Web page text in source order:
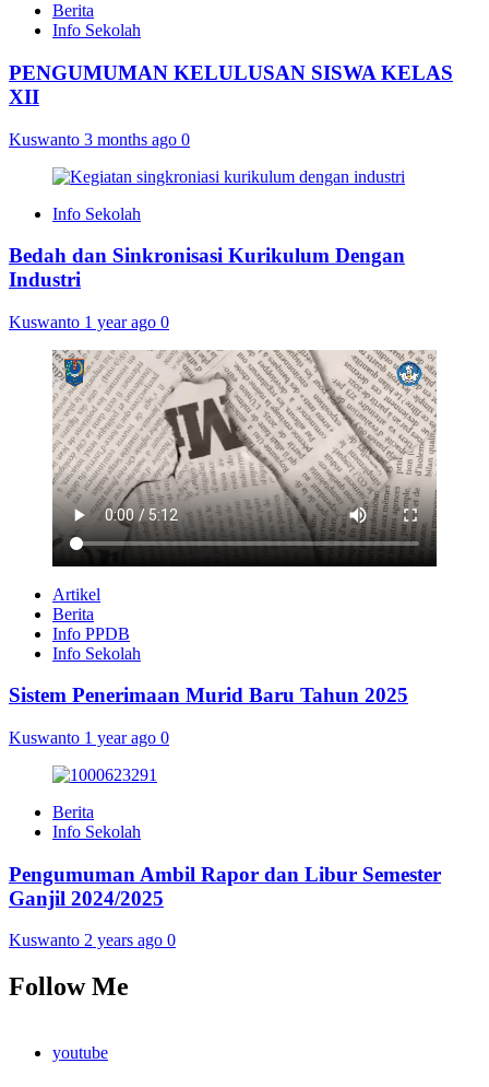
Berita
Info Sekolah
PENGUMUMAN KELULUSAN SISWA KELAS
XII
Kuswanto 3 months ago 0
Info Sekolah
Bedah dan Sinkronisasi Kurikulum Dengan
Industri
Kuswanto 1 year ago 0
Artikel
Berita
Info PPDB
Info Sekolah
Sistem Penerimaan Murid Baru Tahun 2025
Kuswanto 1 year ago 0
Berita
Info Sekolah
Pengumuman Ambil Rapor dan Libur Semester
Ganjil 2024/2025
Kuswanto 2 years ago 0
Follow Me
youtube